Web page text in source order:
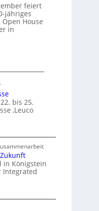
feiert
jähriges
House
in
bis 25.
‚Leuco
in Königstein
Integrated